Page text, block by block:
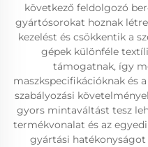
következő feldolgozó
gyártósorokat hoznak
kezelést és csökkentik a
gépek különféle
támogatnak, így
maszkspecifikációknak és
szabályozási
gyors mintaváltást tesz
termékvonalat és az
gyártási hatékonyságot